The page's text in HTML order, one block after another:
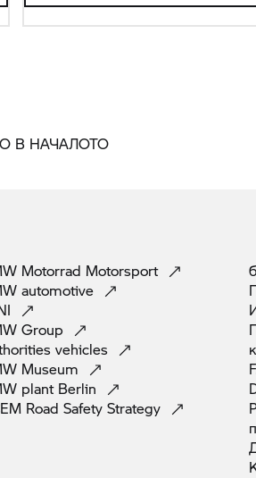
В НАЧАЛОТО
Motorrad Motorsport
automotive
Group
vehicles
Museum
plant Berlin
Road Safety Strategy